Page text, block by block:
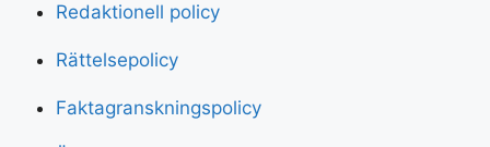
Redaktionell policy
Rättelsepolicy
Faktagranskningspolicy